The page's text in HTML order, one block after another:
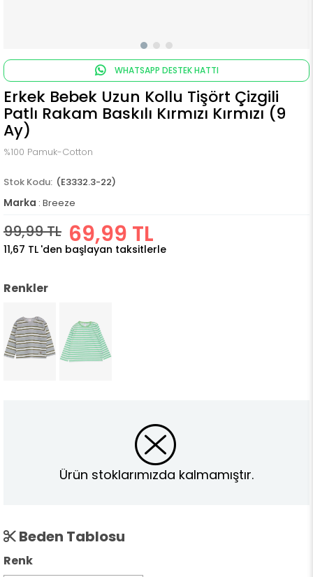
WHATSAPP DESTEK HATTI
Erkek Bebek Uzun Kollu Tişört Çizgili
Patlı Rakam Baskılı Kırmızı Kırmızı (9
Ay)
%100 Pamuk-Cotton
(E3332.3-22)
Marka : Breeze
99,99 TL 69,99 TL
11,67 TL 'den başlayan taksitlerle
Renkler
Ürün stoklarımızda kalmamıştır.
Beden Tablosu
Renk